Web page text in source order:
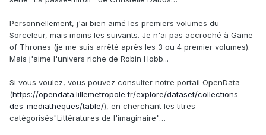
Personnellement, j'ai bien aimé les premiers volumes du
Sorceleur, mais moins les suivants. Je n'ai pas accroché à Game
of Thrones (je me suis arrêté après les 3 ou 4 premier volumes).
Mais j'aime l'univers riche de Robin Hobb...
Si vous voulez, vous pouvez consulter notre portail OpenData
(https://opendata.lillemetropole.fr/explore/dataset/collections-
des-mediatheques/table/), en cherchant les titres
catégorisés"Littératures de l'imaginaire"…